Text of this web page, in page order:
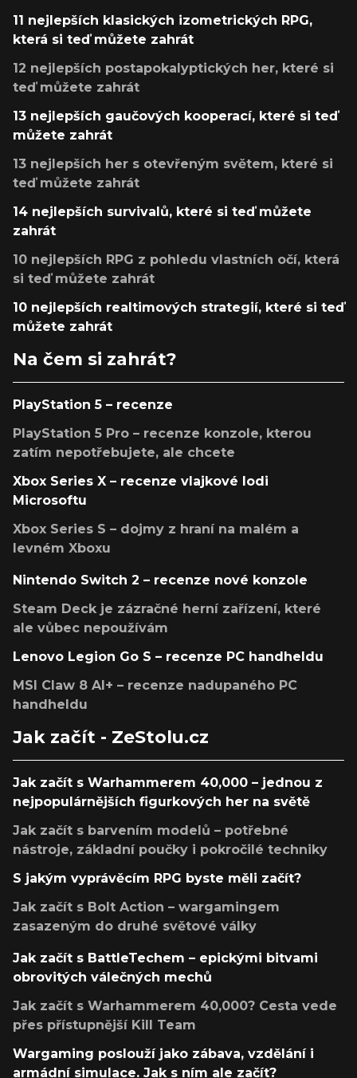
11 nejlepších klasických izometrických RPG,
která si teď můžete zahrát
12 nejlepších postapokalyptických her, které si
teď můžete zahrát
13 nejlepších gaučových kooperací, které si teď
můžete zahrát
13 nejlepších her s otevřeným světem, které si
teď můžete zahrát
14 nejlepších survivalů, které si teď můžete
zahrát
10 nejlepších RPG z pohledu vlastních očí, která
si teď můžete zahrát
10 nejlepších realtimových strategií, které si teď
můžete zahrát
Na čem si zahrát?
PlayStation 5 – recenze
PlayStation 5 Pro – recenze konzole, kterou
zatím nepotřebujete, ale chcete
Xbox Series X – recenze vlajkové lodi
Microsoftu
Xbox Series S – dojmy z hraní na malém a
levném Xboxu
Nintendo Switch 2 – recenze nové konzole
Steam Deck je zázračné herní zařízení, které
ale vůbec nepoužívám
Lenovo Legion Go S – recenze PC handheldu
MSI Claw 8 AI+ – recenze nadupaného PC
handheldu
Jak začít - ZeStolu.cz
Jak začít s Warhammerem 40,000 – jednou z
nejpopulárnějších figurkových her na světě
Jak začít s barvením modelů – potřebné
nástroje, základní poučky i pokročilé techniky
S jakým vyprávěcím RPG byste měli začít?
Jak začít s Bolt Action – wargamingem
zasazeným do druhé světové války
Jak začít s BattleTechem – epickými bitvami
obrovitých válečných mechů
Jak začít s Warhammerem 40,000? Cesta vede
přes přístupnější Kill Team
Wargaming poslouží jako zábava, vzdělání i
armádní simulace. Jak s ním ale začít?